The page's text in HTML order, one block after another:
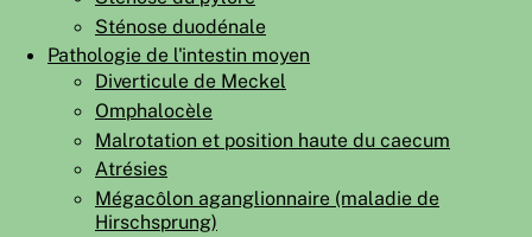
ATLAS
AIDE
Sténose duodénale
Pathologie de l'intestin moyen
Diverticule de Meckel
Omphalocèle
Malrotation et position haute du caecum
Atrésies
Mégacôlon aganglionnaire (maladie de
Hirschsprung)